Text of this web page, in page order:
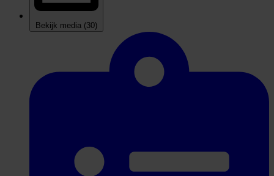
Bekijk media (30)